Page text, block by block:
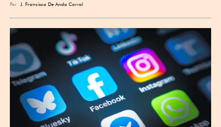
Por J. Francisco De Anda Corral